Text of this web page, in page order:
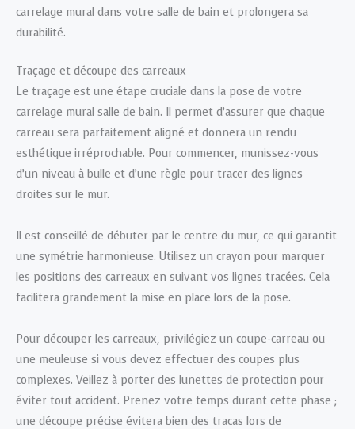
carrelage mural dans votre salle de bain et prolongera sa
durabilité.
Traçage et découpe des carreaux
Le traçage est une étape cruciale dans la pose de votre
carrelage mural salle de bain. Il permet d’assurer que chaque
carreau sera parfaitement aligné et donnera un rendu
esthétique irréprochable. Pour commencer, munissez-vous
d’un niveau à bulle et d’une règle pour tracer des lignes
droites sur le mur.
Il est conseillé de débuter par le centre du mur, ce qui garantit
une symétrie harmonieuse. Utilisez un crayon pour marquer
les positions des carreaux en suivant vos lignes tracées. Cela
facilitera grandement la mise en place lors de la pose.
Pour découper les carreaux, privilégiez un coupe-carreau ou
une meuleuse si vous devez effectuer des coupes plus
complexes. Veillez à porter des lunettes de protection pour
éviter tout accident. Prenez votre temps durant cette phase ;
une découpe précise évitera bien des tracas lors de